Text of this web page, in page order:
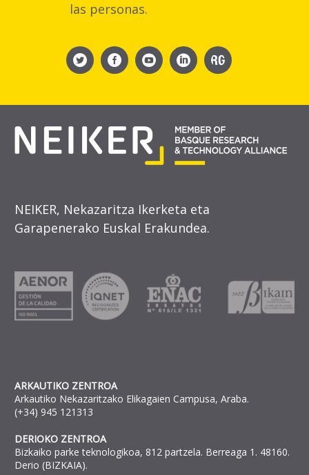
las personas.
NEIKER, Nekazaritza Ikerketa eta
Garapenerako Euskal Erakundea.
ARKAUTIKO ZENTROA
Arkautiko Nekazaritzako Elikagaien Campusa, Araba.
(+34) 945 121313
DERIOKO ZENTROA
Bizkaiko parke teknologikoa, 812 partzela. Berreaga 1. 48160.
Derio (BIZKAIA).